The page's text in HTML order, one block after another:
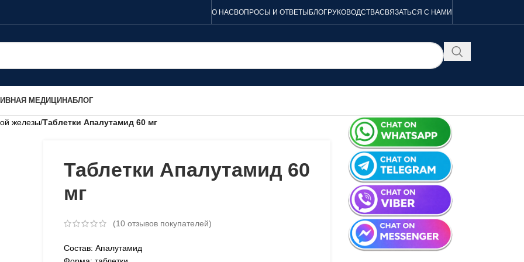
О НАСВОПРОСЫ И ОТВЕТЫБЛОГРУКОВОДСТВАСВЯЗАТЬСЯ С НАМИ
МЕДИЦИНАБЛОГ
железы/Таблетки Апалутамид 60 мг
Таблетки Апалутамид 60
мг
(10отзывов покупателей)
Состав: Апалутамид